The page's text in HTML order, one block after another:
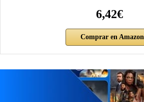
6,42€
Comprar en Amazon